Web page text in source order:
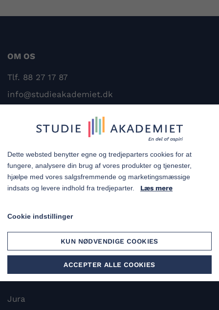
OM OS
Tlf. 88 27 17 87
info@studieakademiet.dk
Falkoner Allé 13, 1.
KURSER
Medicin
Jura
Dette websted benytter egne og tredjeparters cookies for at
fungere, analysere din brug af vores produkter og tjenester,
hjælpe med vores salgsfremmende og marketingsmæssige
indsats og levere indhold fra tredjeparter. Læs mere
Cookie indstillinger
KUN NØDVENDIGE COOKIES
ACCEPTER ALLE COOKIES